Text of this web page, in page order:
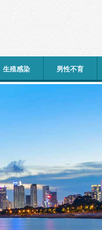
生殖感染 男性不育